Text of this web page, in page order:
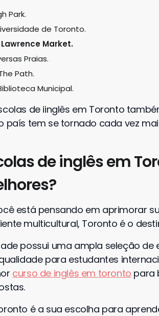
Park.
de Toronto.
Market.
Praias.
Path.
Municipal.
de iinglês em Toronto
país tem se tornado cada vez
de inglês em
está pensando em aprimorar
multicultural, Toronto é o
possui uma ampla seleção
para estudantes
curso de inglês em toronto para
é a sua escolha para